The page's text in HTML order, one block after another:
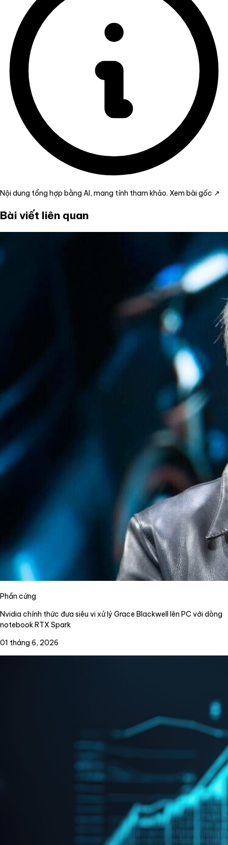
Nội dung tổng hợp bằng AI, mang tính tham khảo. Xem bài gốc ↗
Bài viết liên quan
Phần cứng
Nvidia chính thức đưa siêu vi xử lý Grace Blackwell lên PC với dòng
notebook RTX Spark
01 tháng 6, 2026